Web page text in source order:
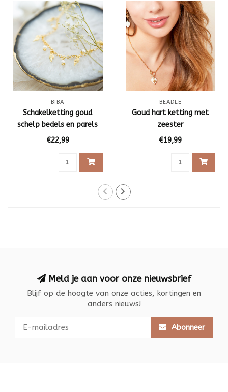
BIBA
Schakelketting goud
schelp bedels en parels
€22,99
BEADLE
Goud hart ketting met
zeester
€19,99
Meld je aan voor onze nieuwsbrief
Blijf op de hoogte van onze acties, kortingen en
anders nieuws!
Abonneer